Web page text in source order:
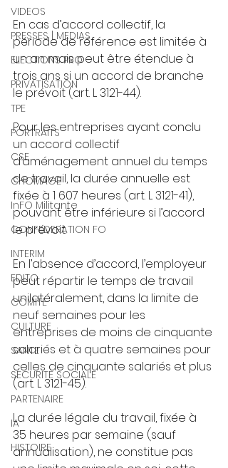
VIDEOS
PRESSES | MEDIAS
ELECTIONS PRO
PRIVATISATION
TPE
PORTRAITS
CSE
CHOMAGE
InFO Militante
CONFEDERATION FO
INTERIM
EDITO
COMITE
CULTURE
SANTE
SECURITE SOCIALE
PARTENAIRE
IA
HISTOIRE
En cas d’accord collectif, la
période de référence est limitée à
un an mais peut être étendue à
trois ans si un accord de branche
le prévoit (art. L 3121-44).
Pour les entreprises ayant conclu
un accord collectif
d’aménagement annuel du temps
de travail, la durée annuelle est
fixée à 1 607 heures (art. L 3121-41),
pouvant être inférieure si l’accord
le prévoit.
En l’absence d’accord, l’employeur
peut répartir le temps de travail
unilatéralement, dans la limite de
neuf semaines pour les
entreprises de moins de cinquante
salariés et à quatre semaines pour
celles de cinquante salariés et plus
(art. L 3121-45).
La durée légale du travail, fixée à
35 heures par semaine (sauf
annualisation), ne constitue pas